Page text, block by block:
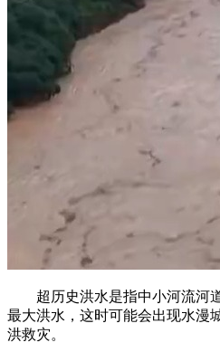
超历史洪水是指中小河流河
最大洪水，这时可能会出现水漫
洪救灾。